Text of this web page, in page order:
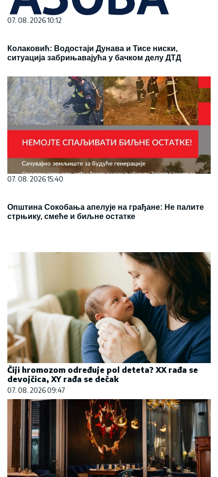
07. 08. 2026 10:12
Колаковић: Водостаји Дунава и Тисе ниски,
ситуација забрињавајућа у бачком делу ДТД
07. 08. 2026 15:40
Општина Сокобања апелује на грађане: Не палите
стрњику, смеће и биљне остатке
Čiji hromozom određuje pol deteta? XX rađa se
devojčica, XY rađa se dečak
07. 08. 2026 09:47